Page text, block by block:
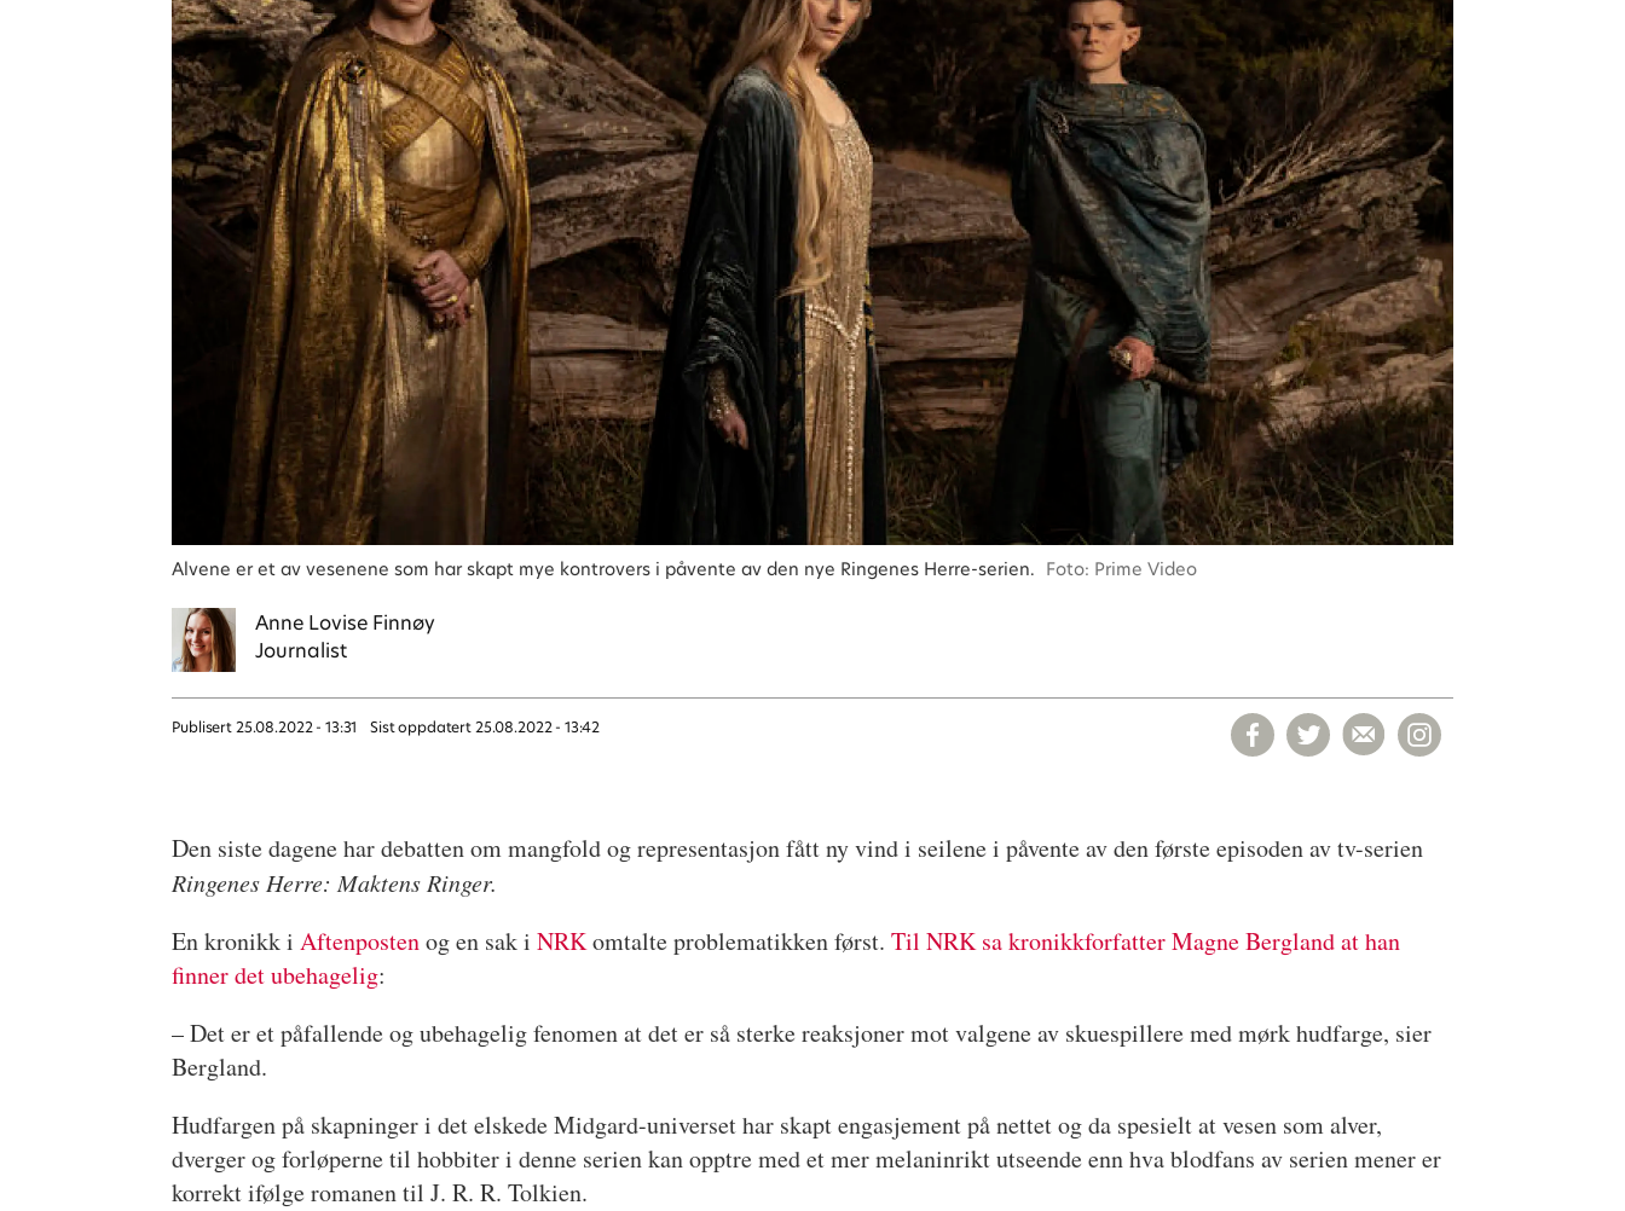
Alvene er et av vesenene som har skapt mye kontrovers i påvente av den nye Ringenes Herre-serien. Foto: Prime Video
Anne Lovise Finnøy
Journalist
Publisert 25.08.2022 - 13:31 Sist oppdatert 25.08.2022 - 13:42
Den siste dagene har debatten om mangfold og representasjon fått ny vind i seilene i påvente av den første episoden av tv-serien
Ringenes Herre: Maktens Ringer.
En kronikk iAftenpostenog en sak iNRKomtalte problematikken først.Til NRK sa kronikkforfatter Magne Bergland at han
finner det ubehagelig:
– Det er et påfallende og ubehagelig fenomen at det er så sterke reaksjoner mot valgene av skuespillere med mørk hudfarge, sier
Bergland.
Hudfargen på skapninger i det elskede Midgard-universet har skapt engasjement på nettet og da spesielt at vesen som alver,
dverger og forløperne til hobbiter i denne serien kan opptre med et mer melaninrikt utseende enn hva blodfans av serien mener er
korrekt ifølge romanen til J. R. R. Tolkien.